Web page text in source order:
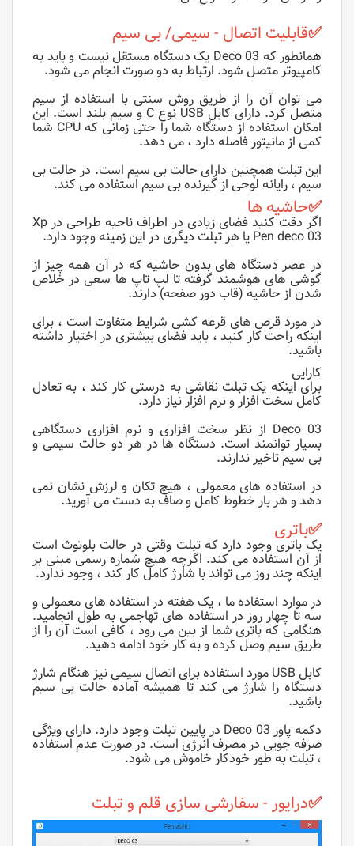
✅قابلیت اتصال - سیمی/ بی سیم
همانطور که Deco 03 یک دستگاه مستقل نیست و باید به
کامپیوتر متصل شود. ارتباط به دو صورت انجام می شود.
می توان آن را از طریق روش سنتی با استفاده از سیم
متصل کرد. دارای کابل USB نوع C و سیم بلند است. این
امکان استفاده از دستگاه شما را حتی زمانی که CPU شما
کمی از مانیتور فاصله دارد ، می دهد.
این تبلت همچنین دارای حالت بی سیم است. در حالت بی
سیم ، رایانه لوحی از گیرنده بی سیم استفاده می کند.
✅حاشیه ها
اگر دقت کنید فضای زیادی در اطراف ناحیه طراحی در Xp
Pen deco 03 یا هر تبلت دیگری در این زمینه وجود دارد.
در عصر دستگاه های بدون حاشیه که در آن همه چیز از
گوشی های هوشمند گرفته تا لپ تاپ ها سعی در خلاص
شدن از حاشیه (قاب دور صفحه) دارند.
در مورد قرص های قرعه کشی شرایط متفاوت است ، برای
اینکه راحت کار کنید ، باید فضای بیشتری در اختیار داشته
باشید.
کارایی
برای اینکه یک تبلت نقاشی به درستی کار کند ، به تعادل
کامل سخت افزار و نرم افزار نیاز دارد.
Deco 03 از نظر سخت افزاری و نرم افزاری دستگاهی
بسیار توانمند است. دستگاه ها در هر دو حالت سیمی و
بی سیم تاخیر ندارند.
در استفاده های معمولی ، هیچ تکان و لرزش نشان نمی
دهد و هر بار خطوط کامل و صاف به دست می آورید.
✅باتری
یک باتری وجود دارد که تبلت وقتی در حالت بلوتوث است
از آن استفاده می کند. اگرچه هیچ شماره رسمی مبنی بر
اینکه چند روز می تواند با شارژ کامل کار کند ، وجود ندارد.
در موارد استفاده ما ، یک هفته در استفاده های معمولی و
سه تا چهار روز در استفاده های تهاجمی به طول انجامید.
هنگامی که باتری شما از بین می رود ، کافی است آن را از
طریق سیم وصل کرده و به کار خود ادامه دهید.
کابل USB مورد استفاده برای اتصال سیمی نیز هنگام شارژ
دستگاه را شارژ می کند تا همیشه آماده حالت بی سیم
باشید.
دکمه پاور Deco 03 در پایین تبلت وجود دارد. دارای ویژگی
صرفه جویی در مصرف انرژی است. در صورت عدم استفاده
، تبلت به طور خودکار خاموش می شود.
✅درایور - سفارشی سازی قلم و تبلت